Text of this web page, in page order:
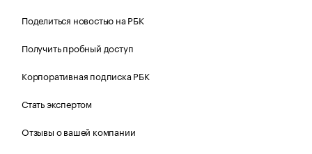
Поделиться новостью на РБК
Получить пробный доступ
Корпоративная подписка РБК
Стать экспертом
Отзывы о вашей компании